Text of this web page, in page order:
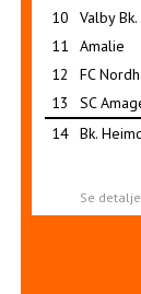
10
Valby Bk.
11
Amalie
12
FC
13
SC
14 Bk.
Se